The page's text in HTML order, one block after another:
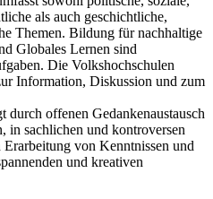
als auch geschichtliche,
Themen. Bildung für nachhaltige
Globales Lernen sind
Die Volkshochschulen
Information, Diskussion und zum
durch offenen Gedankenaustausch
in sachlichen und kontroversen
von Kenntnissen und
und kreativen